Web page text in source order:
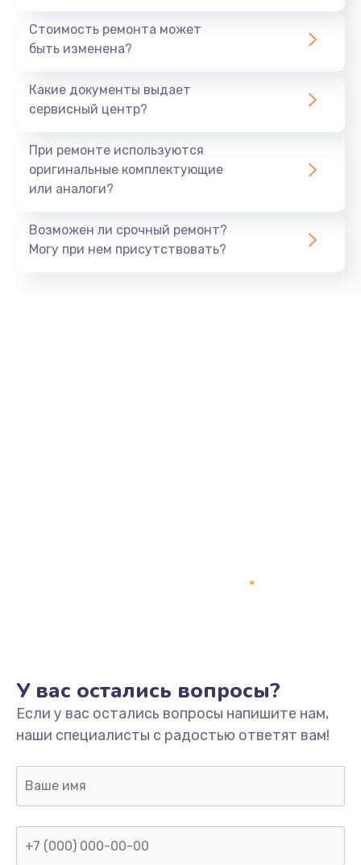
980 руб.
Ремонт микровыключателей
Заказать
Стоимость ремонта может
быть изменена?
Какие документы выдает
сервисный центр?
При ремонте используются
оригинальные комплектующие
или аналоги?
Возможен ли срочный ремонт?
Могу при нем присутствовать?
У вас остались вопросы?
Если у вас остались вопросы напишите нам,
наши специалисты с радостью ответят вам!